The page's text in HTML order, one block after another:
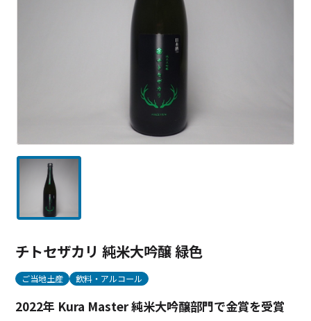
チトセザカリ 純米大吟醸 緑色
ご当地土産 飲料・アルコール
2022年 Kura Master 純米大吟醸部門で金賞を受賞